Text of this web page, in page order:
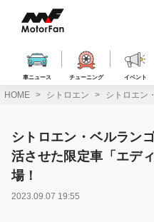
ス
車ニュース チューニング イベント
HOME シトロエン シトロエン
シトロエン・ベルラン
活させた限定車「エデ
場！
2023.09.07 19:55